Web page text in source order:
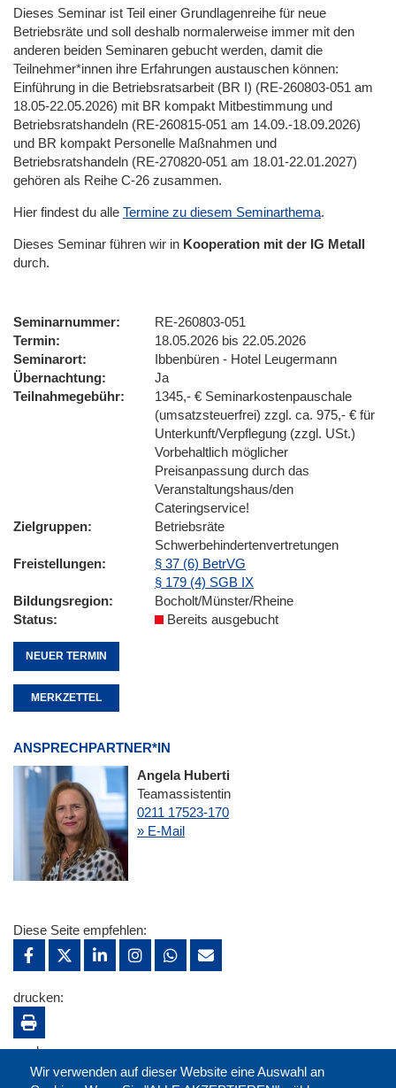
Dieses Seminar ist Teil einer Grundlagenreihe für neue
Betriebsräte und soll deshalb normalerweise immer mit den
anderen beiden Seminaren gebucht werden, damit die
Teilnehmer*innen ihre Erfahrungen austauschen können:
Einführung in die Betriebsratsarbeit (BR I) (RE-260803-051 am
18.05-22.05.2026) mit BR kompakt Mitbestimmung und
Betriebsratshandeln (RE-260815-051 am 14.09.-18.09.2026)
und BR kompakt Personelle Maßnahmen und
Betriebsratshandeln (RE-270820-051 am 18.01-22.01.2027)
gehören als Reihe C-26 zusammen.
Hier findest du alle Termine zu diesem Seminarthema.
Dieses Seminar führen wir in Kooperation mit der IG Metall
durch.
Seminarnummer
RE-260803-051
Termin
18.05.2026 bis 22.05.2026
Seminarort
Ibbenbüren - Hotel Leugermann
Übernachtung
Ja
Teilnahmegebühr
1345,- € Seminarkostenpauschale
(umsatzsteuerfrei) zzgl. ca. 975,- € für
Unterkunft/Verpflegung (zzgl. USt.)
Vorbehaltlich möglicher
Preisanpassung durch das
Veranstaltungshaus/den
Cateringservice!
Zielgruppen
Betriebsräte
Schwerbehindertenvertretungen
Freistellungen
§ 37 (6) BetrVG
§ 179 (4) SGB IX
Bildungsregion
Bocholt/Münster/Rheine
Status
Bereits ausgebucht
NEUER TERMIN
MERKZETTEL
ANSPRECHPARTNER*IN
Angela Huberti
Teamassistentin
0211 17523-170
» E-Mail
Wir verwenden auf dieser Website eine Auswahl an
Diese Seite empfehlen:
drucken:
merken: